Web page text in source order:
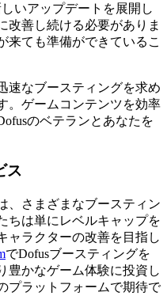
いアップデートを展開し
改善し続ける必要がありま
来ても準備ができているこ
速なブースティングを求め
。ゲームコンテンツを効率
のベテランとあなたを
ス
、さまざまなブースティン
ちは単にレベルキャップを
ャラクターの改善を目指し
でDofusブースティングを
豊かなゲーム体験に投資し
プラットフォームで期待で